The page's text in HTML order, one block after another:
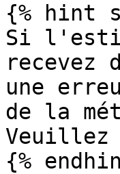
{% hint
Si
recevez
une
de la
Veuillez
{%